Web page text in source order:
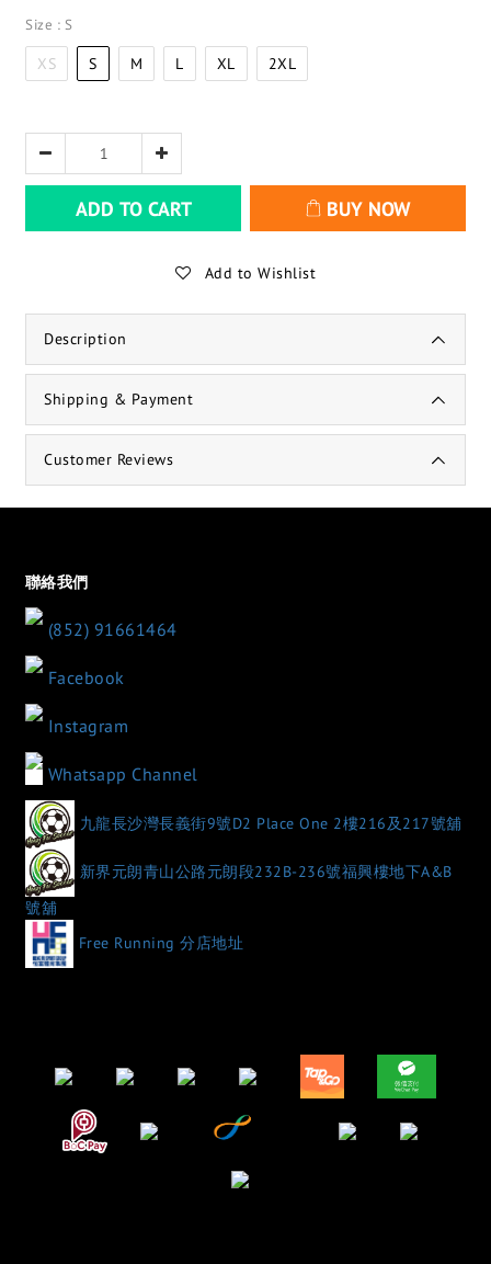
Size : S
XS S M L XL 2XL
ADD TO CART BUY NOW
Add to Wishlist
Description
Shipping & Payment
Customer Reviews
聯絡我們
(852) 91661464
Facebook
Instagram
Whatsapp Channel
九龍長沙灣長義街9號D2 Place One 2樓216及217號舖
新界元朗青山公路元朗段232B-236號福興樓地下A&B
號舖
Free Running 分店地址